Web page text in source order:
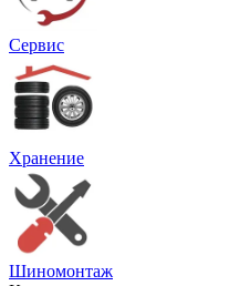
Сервис
Хранение
Шиномонтаж